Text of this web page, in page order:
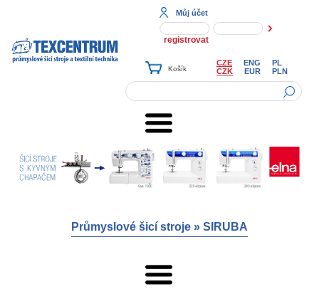
Můj účet
registrovat
CZE ENG
PL
CZK
EUR PLN
Průmyslové šicí stroje » SIRUBA